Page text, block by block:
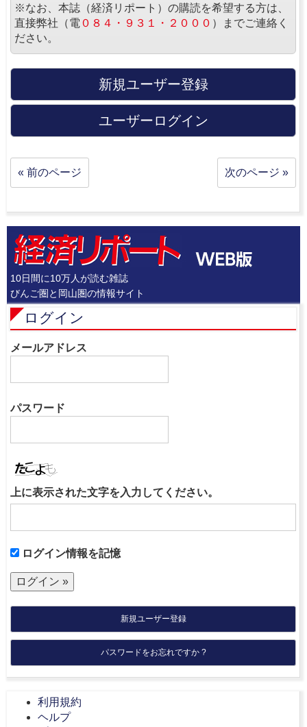
※なお、本誌（経済リポート）の購読を希望する方は、
直接弊社（電 ０８４・９３１・２０００ ）までご連絡く
ださい。
新規ユーザー登録
ユーザーログイン
« 前のページ 次のページ »
10日間に10万人が読む雑誌
びんご圏と岡山圏の情報サイト
ログイン
メールアドレス
パスワード
上に表示された文字を入力してください。
ログイン情報を記憶
新規ユーザー登録
パスワードをお忘れですか ?
利用規約
ヘルプ